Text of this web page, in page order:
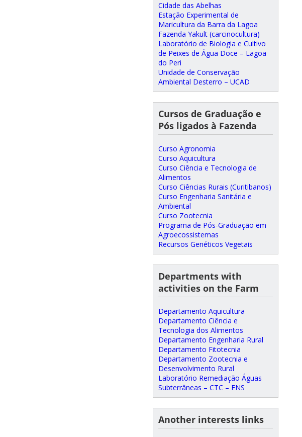
Cidade das Abelhas
Estação Experimental de
Maricultura da Barra da Lagoa
Fazenda Yakult (carcinocultura)
Laboratório de Biologia e Cultivo
de Peixes de Água Doce – Lagoa
do Peri
Unidade de Conservação
Ambiental Desterro – UCAD
Cursos de Graduação e
Pós ligados à Fazenda
Curso Agronomia
Curso Aquicultura
Curso Ciência e Tecnologia de
Alimentos
Curso Ciências Rurais (Curitibanos)
Curso Engenharia Sanitária e
Ambiental
Curso Zootecnia
Programa de Pós-Graduação em
Agroecossistemas
Recursos Genéticos Vegetais
Departments with
activities on the Farm
Departamento Aquicultura
Departamento Ciência e
Tecnologia dos Alimentos
Departamento Engenharia Rural
Departamento Fitotecnia
Departamento Zootecnia e
Desenvolvimento Rural
Laboratório Remediação Águas
Subterrâneas – CTC – ENS
Another interests links